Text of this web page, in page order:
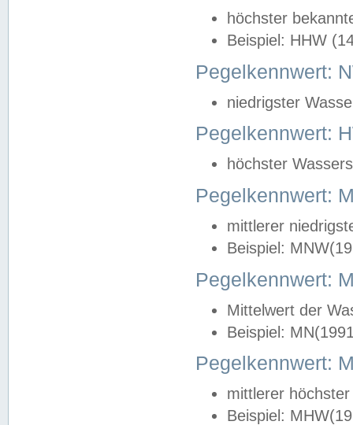
höchster
Beispiel: HHW
Pegelkennwert:
niedrigster
Pegelkennwert:
höchster
Pegelkennwert:
mittlerer
Beispiel:
Pegelkennwert:
Mittelwert der
Beispiel:
Pegelkennwert:
mittlerer
Beispiel: